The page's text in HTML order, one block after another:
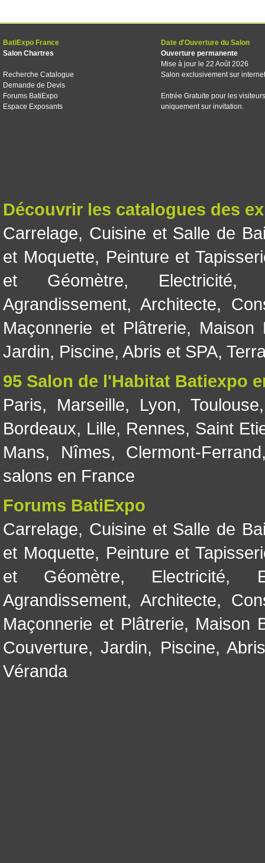
BatiExpo France
Salon Chartres
Recherche Catalogue
Demande de Devis
Forums BatiExpo
Espace Exposants
Date d'Ouverture du Salon
Ouverture permanente
Mise à jour le 22 Août 2026
Salon exclusivement sur internet
Entrée Gratuite pour les visiteurs
uniquement sur invitation.
Découvrir les catalogues des
Carrelage, Cuisine et Salle de
et Moquette, Peinture et
et Géomètre, Electricité
Agrandissement, Architecte,
Maçonnerie et Plâtrerie, Maison
Jardin, Piscine, Abris et SPA,
95 Salon de l'Habitat Batiexpo
Paris, Marseille, Lyon, Toulouse
Bordeaux, Lille, Rennes, Saint
Mans, Nîmes, Clermont-Ferrand
salons en France
Forums BatiExpo
Carrelage, Cuisine et Salle de
et Moquette, Peinture et
et Géomètre, Electricité,
Agrandissement, Architecte,
Maçonnerie et Plâtrerie, Maison
Couverture,Jardin, Piscine,
Véranda